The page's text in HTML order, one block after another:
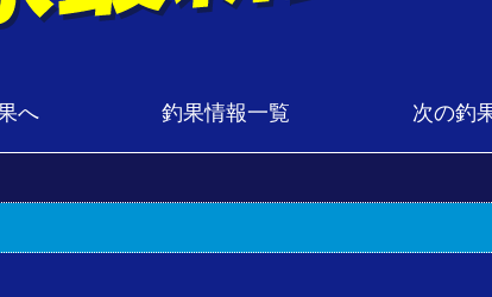
へ 釣果情報一覧 次の釣